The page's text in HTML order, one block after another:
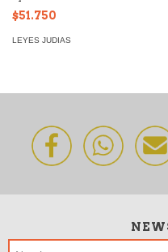
$51.750
LEYES JUDIAS